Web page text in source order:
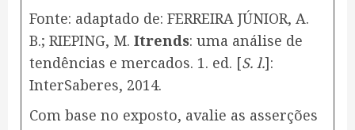
Fonte: adaptado de: FERREIRA JÚNIOR, A.
B.; RIEPING, M. Itrends: uma análise de
tendências e mercados. 1. ed. [S. l.]:
InterSaberes, 2014.
Com base no exposto, avalie as asserções